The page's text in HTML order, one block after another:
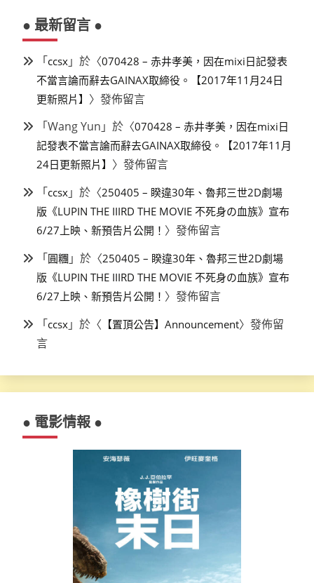
● 最新留言 ●
「ccsx 」於〈070428 – 赤井孝美，因在mixi日記發表
不當言論而辭去GAINAX取締役。【2017年11月24日
更新照片】 〉發佈留言
「Wang Yun 」於〈070428 – 赤井孝美，因在mixi日
記發表不當言論而辭去GAINAX取締役。【2017年11月
24日更新照片】 〉發佈留言
「ccsx 」於〈250405 – 睽違30年、魯邦三世2D劇場
版《LUPIN THE IIIRD THE MOVIE 不死身の血族》宣布
6/27上映、新預告片公開！ 〉發佈留言
「圓糰 」於〈250405 – 睽違30年、魯邦三世2D劇場
版《LUPIN THE IIIRD THE MOVIE 不死身の血族》宣布
6/27上映、新預告片公開！ 〉發佈留言
「ccsx 」於〈 【置頂公告】Announcement〉發佈留
言
● 電影情報 ●